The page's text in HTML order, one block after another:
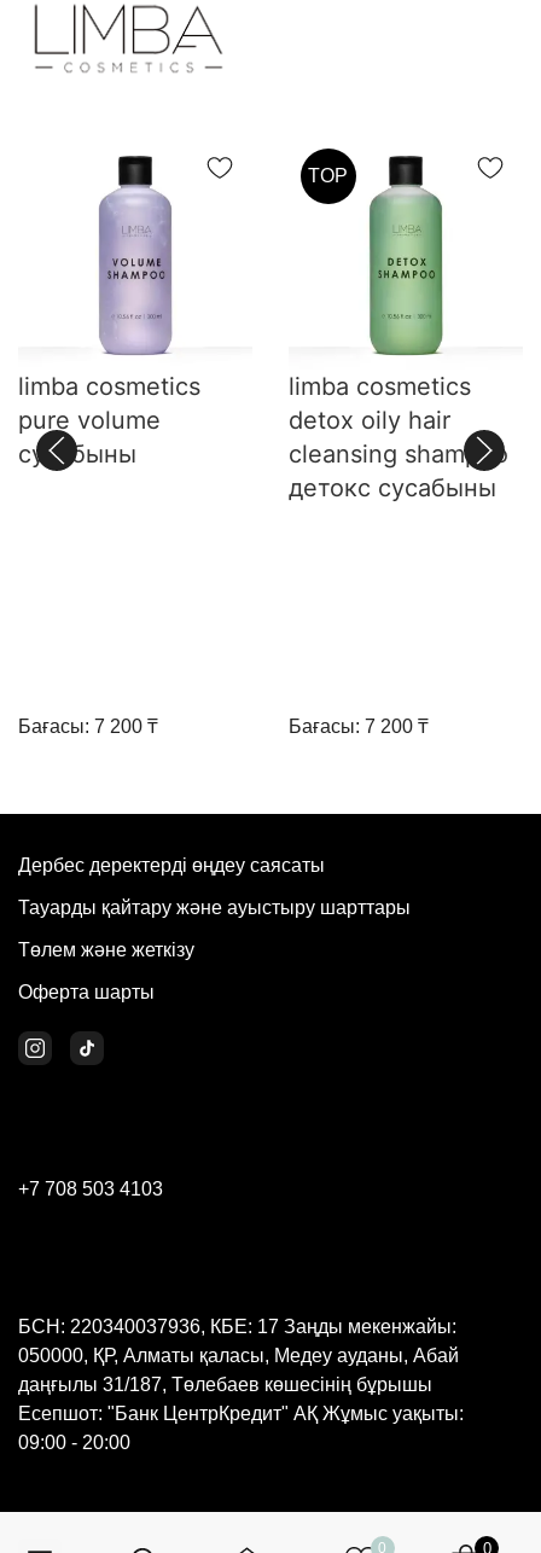
0 0
limba cosmetics
pure volume
сусабыны
Бағасы: 7 200 ₸
TOP
limba cosmetics
detox oily hair
cleansing shampoo
детокс сусабыны
Бағасы: 7 200 ₸
Дербес деректерді өңдеу саясаты
Тауарды қайтару және ауыстыру шарттары
Төлем және жеткізу
Оферта шарты
+7 708 503 4103
БСН: 220340037936, КБЕ: 17 Заңды мекенжайы:
050000, ҚР, Алматы қаласы, Медеу ауданы, Абай
даңғылы 31/187, Төлебаев көшесінің бұрышы
Есепшот: "Банк ЦентрКредит" АҚ Жұмыс уақыты:
09:00 - 20:00